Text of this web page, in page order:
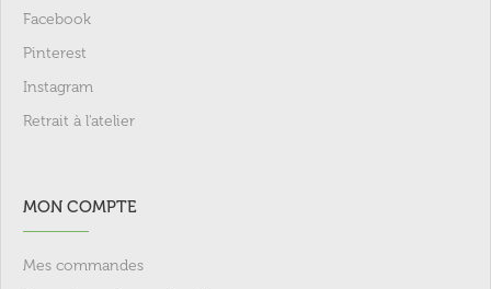
Facebook
Pinterest
Instagram
Retrait à l'atelier
MON COMPTE
Mes commandes